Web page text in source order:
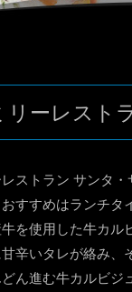
リーレスト
ストラン サンタ
すすめはランチタ
を使用した牛カル
辛いタレが絡み、
ん進む牛カルビジ